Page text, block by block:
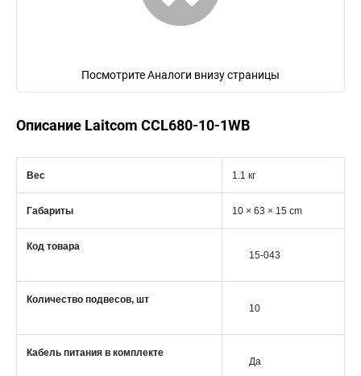
Посмотрите Аналоги внизу страницы
Описание Laitcom CCL680-10-1WB
Вес 1.1 кг
Габариты 10 × 63 × 15 cm
Код товара
15-043
Количество подвесов, шт
10
Кабель питания в комплекте
Да